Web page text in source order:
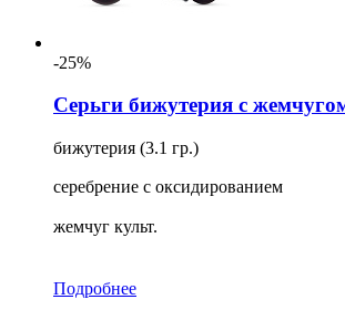
-25%
Серьги бижутерия с
бижутерия (3.1 гр.)
серебрение с оксидированием
жемчуг культ.
Подробнее